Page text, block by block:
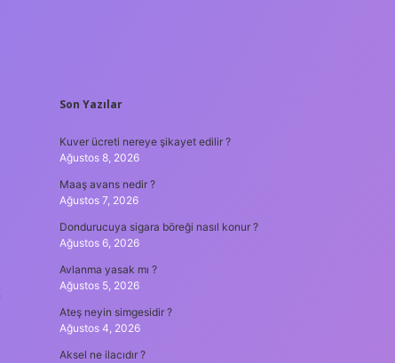
SIDEBAR
Son Yazılar
Kuver ücreti nereye şikayet edilir ?
Ağustos 8, 2026
Maaş avans nedir ?
Ağustos 7, 2026
Dondurucuya sigara böreği nasıl konur ?
Ağustos 6, 2026
Avlanma yasak mı ?
Ağustos 5, 2026
Ateş neyin simgesidir ?
Ağustos 4, 2026
Aksel ne ilacıdır ?